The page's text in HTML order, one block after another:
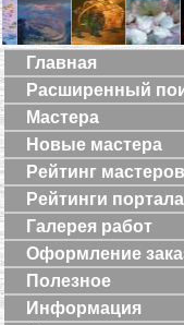
Главная
Расширенный
Мастера
Новые мастера
Рейтинг мастеров
Рейтинги портала
Галерея работ
Оформление
Полезное
Информация